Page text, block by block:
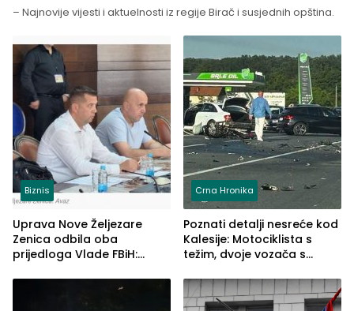
– Najnovije vijesti i aktuelnosti iz regije Birač i susjednih opština.
Biznis
Uprava Nove Željezare
Zenica odbila oba
prijedloga Vlade FBiH:
rješenje
Crna Hronika
Poznati detalji nesreće kod
Kalesije: Motociklista s
težim, dvoje vozača s